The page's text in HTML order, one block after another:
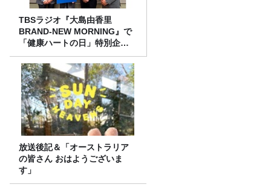
TBSラジオ『大島由香里
BRAND-NEW MORNING』で
「健康ハートの日」特別企画
を8/10（月）に放送
放送後記＆「オーストラリア
の皆さん おはようございま
す」